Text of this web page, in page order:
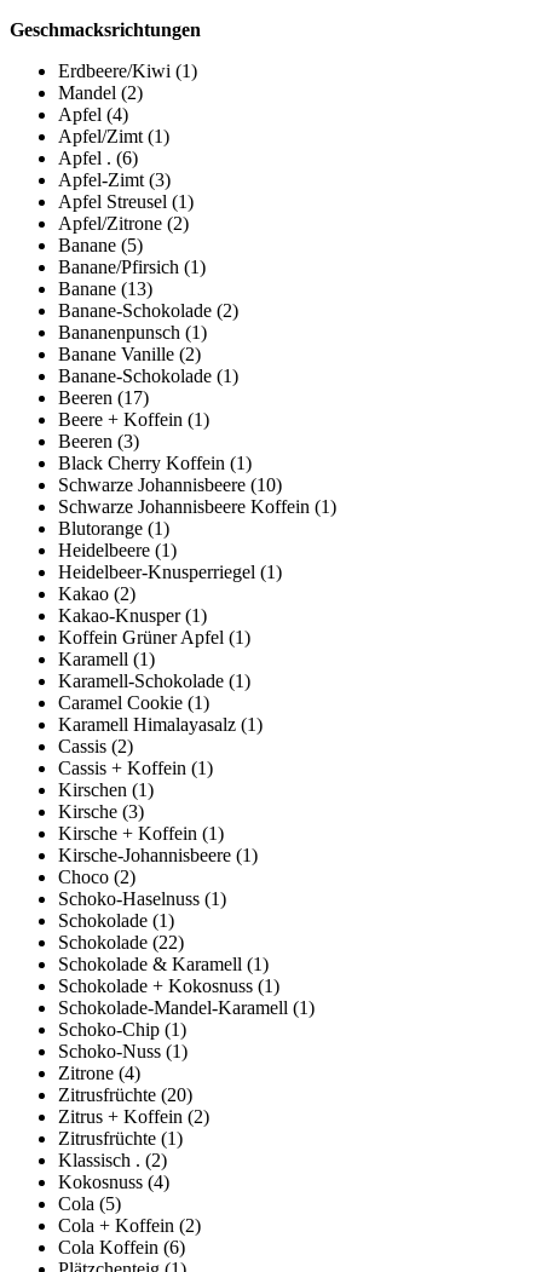
Geschmacksrichtungen
Erdbeere/Kiwi (1)
Mandel (2)
Apfel (4)
Apfel/Zimt (1)
Apfel . (6)
Apfel-Zimt (3)
Apfel Streusel (1)
Apfel/Zitrone (2)
Banane (5)
Banane/Pfirsich (1)
Banane (13)
Banane-Schokolade (2)
Bananenpunsch (1)
Banane Vanille (2)
Banane-Schokolade (1)
Beeren (17)
Beere + Koffein (1)
Beeren (3)
Black Cherry Koffein (1)
Schwarze Johannisbeere (10)
Schwarze Johannisbeere Koffein (1)
Blutorange (1)
Heidelbeere (1)
Heidelbeer-Knusperriegel (1)
Kakao (2)
Kakao-Knusper (1)
Koffein Grüner Apfel (1)
Karamell (1)
Karamell-Schokolade (1)
Caramel Cookie (1)
Karamell Himalayasalz (1)
Cassis (2)
Cassis + Koffein (1)
Kirschen (1)
Kirsche (3)
Kirsche + Koffein (1)
Kirsche-Johannisbeere (1)
Choco (2)
Schoko-Haselnuss (1)
Schokolade (1)
Schokolade (22)
Schokolade & Karamell (1)
Schokolade + Kokosnuss (1)
Schokolade-Mandel-Karamell (1)
Schoko-Chip (1)
Schoko-Nuss (1)
Zitrone (4)
Zitrusfrüchte (20)
Zitrus + Koffein (2)
Zitrusfrüchte (1)
Klassisch . (2)
Kokosnuss (4)
Cola (5)
Cola + Koffein (2)
Cola Koffein (6)